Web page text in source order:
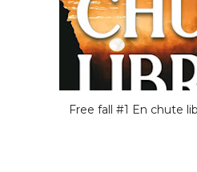
Free fall #1 En chute